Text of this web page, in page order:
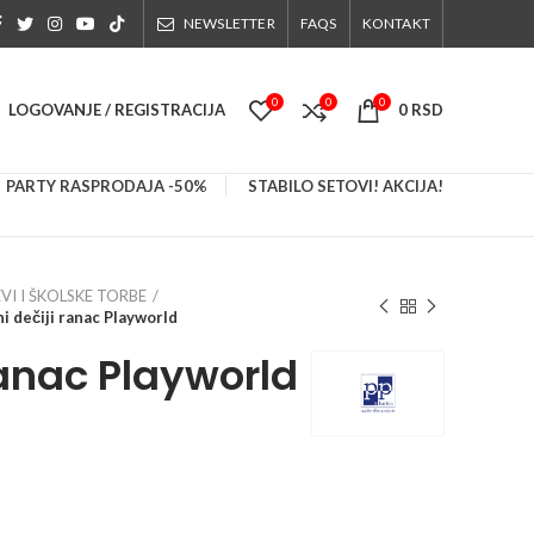
NEWSLETTER FAQS KONTAKT
LOGOVANJE / REGISTRACIJA 0 0 0 0 RSD
PARTY RASPRODAJA -50% STABILO SETOVI! AKCIJA!
I ŠKOLSKE TORBE
dečiji ranac Playworld
Playworld